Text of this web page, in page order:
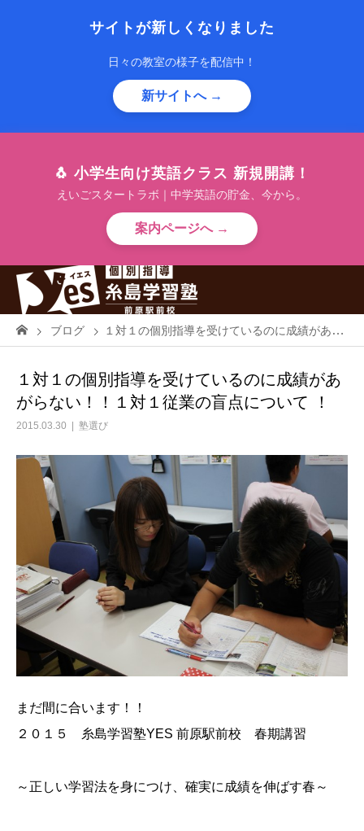
サイトが新しくなりました
日々の教室の様子を配信中！
新サイトへ →
🐧 小学生向け英語クラス 新規開講！
えいごスタートラボ｜中学英語の貯金、今から。
案内ページへ →
ブログ １対１の個別指導を受けているのに成績があがらない！！１対１従業の盲点について ！
１対１の個別指導を受けているのに成績があ
がらない！！１対１従業の盲点について ！
2015.03.30 塾選び
まだ間に合います！！
２０１５ 糸島学習塾YES 前原駅前校 春期講習
～正しい学習法を身につけ、確実に成績を伸ばす春～